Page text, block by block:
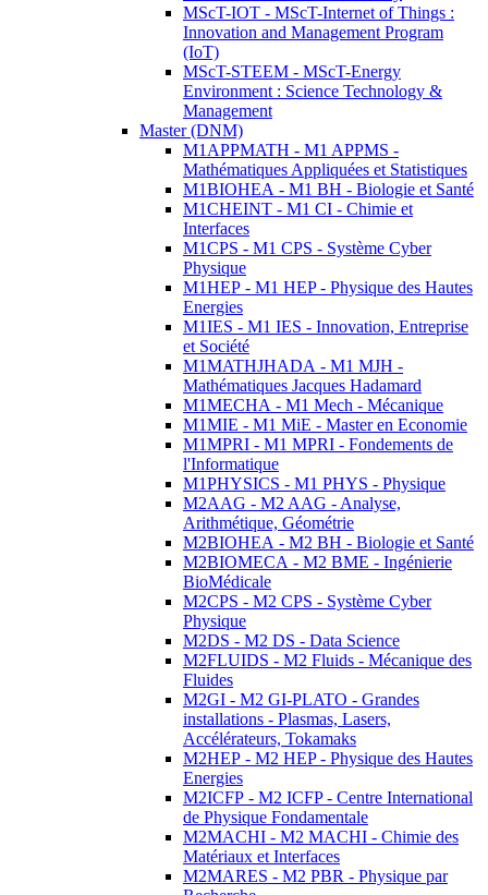
MScT-IOT - MScT-Internet of Things :
Innovation and Management Program
(IoT)
MScT-STEEM - MScT-Energy
Environment : Science Technology &
Management
Master (DNM)
M1APPMATH - M1 APPMS -
Mathématiques Appliquées et Statistiques
M1BIOHEA - M1 BH - Biologie et Santé
M1CHEINT - M1 CI - Chimie et
Interfaces
M1CPS - M1 CPS - Système Cyber
Physique
M1HEP - M1 HEP - Physique des Hautes
Energies
M1IES - M1 IES - Innovation, Entreprise
et Société
M1MATHJHADA - M1 MJH -
Mathématiques Jacques Hadamard
M1MECHA - M1 Mech - Mécanique
M1MIE - M1 MiE - Master en Economie
M1MPRI - M1 MPRI - Fondements de
l'Informatique
M1PHYSICS - M1 PHYS - Physique
M2AAG - M2 AAG - Analyse,
Arithmétique, Géométrie
M2BIOHEA - M2 BH - Biologie et Santé
M2BIOMECA - M2 BME - Ingénierie
BioMédicale
M2CPS - M2 CPS - Système Cyber
Physique
M2DS - M2 DS - Data Science
M2FLUIDS - M2 Fluids - Mécanique des
Fluides
M2GI - M2 GI-PLATO - Grandes
installations - Plasmas, Lasers,
Accélérateurs, Tokamaks
M2HEP - M2 HEP - Physique des Hautes
Energies
M2ICFP - M2 ICFP - Centre International
de Physique Fondamentale
M2MACHI - M2 MACHI - Chimie des
Matériaux et Interfaces
M2MARES - M2 PBR - Physique par